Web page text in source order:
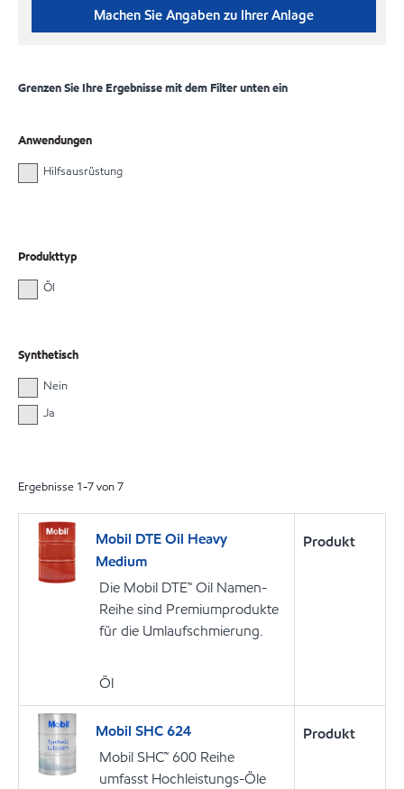
Machen Sie Angaben zu Ihrer Anlage
Grenzen Sie Ihre Ergebnisse mit dem Filter unten ein
Anwendungen
Hilfsausrüstung
Produkttyp
Öl
Synthetisch
Nein
Ja
Ergebnisse 1-7von7
Mobil DTE Oil Heavy
Medium
Die Mobil DTE™ Oil Namen-
Reihe sind Premiumprodukte
für die Umlaufschmierung.
Öl
Produkt
Mobil SHC 624
Mobil SHC™ 600 Reihe
umfasst Hochleistungs-Öle
Produkt